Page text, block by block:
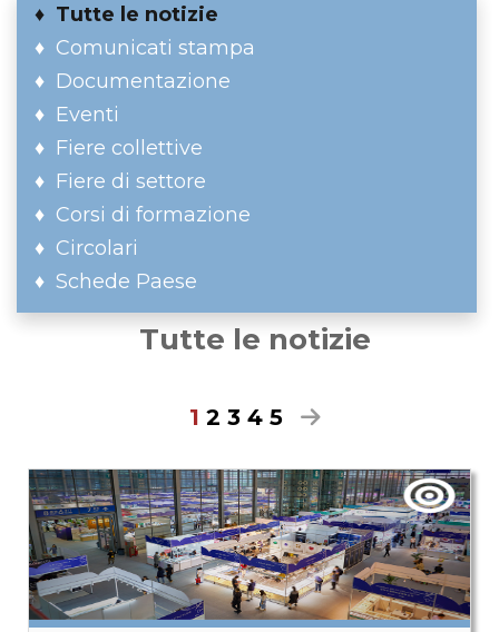
Tutte le notizie
Comunicati stampa
Documentazione
Eventi
Fiere collettive
Fiere di settore
Corsi di formazione
Circolari
Schede Paese
Tutte le notizie
1 2 3 4 5